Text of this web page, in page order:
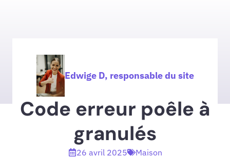
Edwige D, responsable du site
Code erreur poêle à
granulés
26 avril 2025 Maison